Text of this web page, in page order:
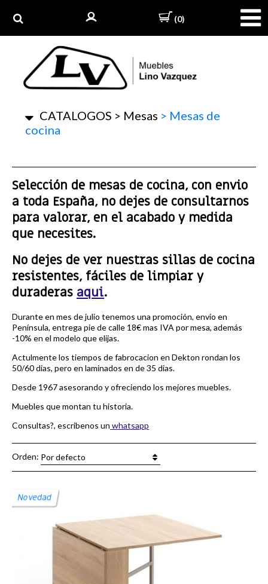
(0)
CATALOGOS > Mesas > Mesas de
cocina
Selección de mesas de cocina, con envio
a toda España, no dejes de consultarnos
para valorar, en el acabado y medida
que necesites.
No dejes de ver nuestras sillas de cocina
resistentes, fáciles de limpiar y
duraderas aqui.
Durante en mes de julio tenemos una promoción, envio en
Península, entrega pie de calle 18€ mas IVA por mesa, además
-10% en el modelo que elijas.
Actulmente los tiempos de fabrocacion en Dekton rondan los
50/60 dias, pero en laminados en de 35 dias.
Desde 1967 asesorando y ofreciendo los mejores muebles.
Muebles que montan tu historia.
Consultas?, escribenos un whatsapp
Orden: Por defecto
Novedad